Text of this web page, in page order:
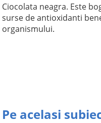
Ciocolata neagra. Este
surse de antioxidanti
organismului.
Pe acelasi